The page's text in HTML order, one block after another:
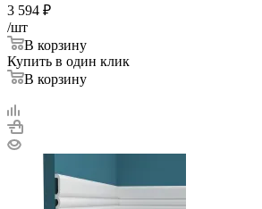
3 594 ₽
/шт
В корзину
Купить в один клик
В корзину